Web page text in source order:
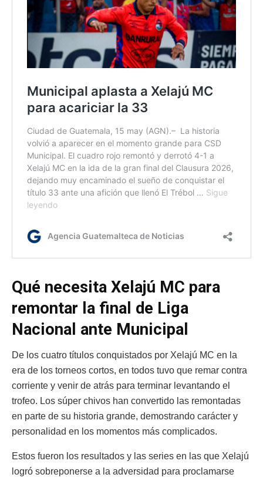
Qué necesita Xelajú MC para
remontar la final de Liga
Nacional ante Municipal
De los cuatro títulos conquistados por Xelajú MC en la
era de los torneos cortos, en todos tuvo que remar contra
corriente y venir de atrás para terminar levantando el
trofeo. Los súper chivos han convertido las remontadas
en parte de su historia grande, demostrando carácter y
personalidad en los momentos más complicados.
Estos fueron los resultados y las series en las que Xelajú
logró sobreponerse a la adversidad para proclamarse